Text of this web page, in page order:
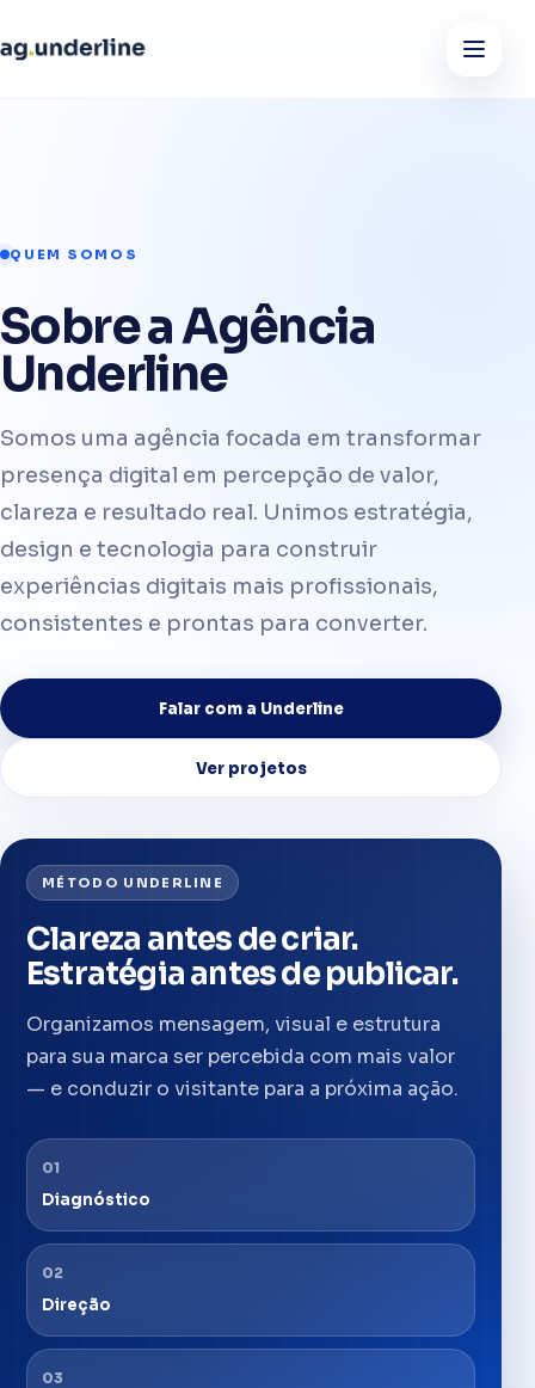
QUEM SOMOS
Sobre a Agência
Underline
Somos uma agência focada em transformar
presença digital em percepção de valor,
clareza e resultado real. Unimos estratégia,
design e tecnologia para construir
experiências digitais mais profissionais,
consistentes e prontas para converter.
Falar com a Underline
Ver projetos
MÉTODO UNDERLINE
Clareza antes de criar.
Estratégia antes de publicar.
Organizamos mensagem, visual e estrutura
para sua marca ser percebida com mais valor
— e conduzir o visitante para a próxima ação.
01
Diagnóstico
02
Direção
03